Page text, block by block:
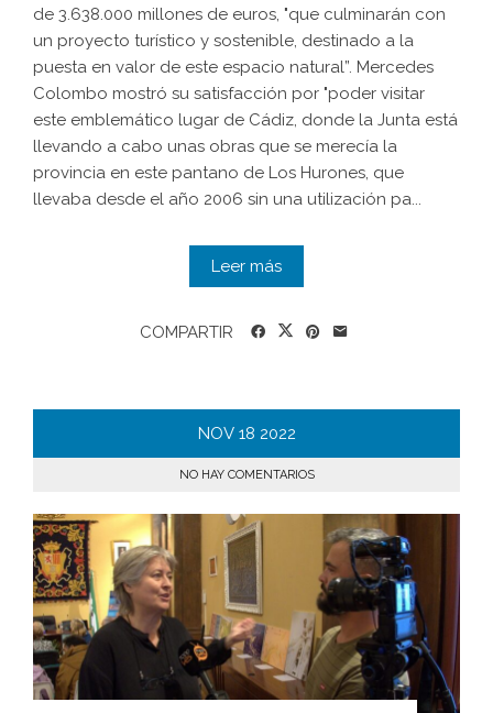
de 3.638.000 millones de euros, "que culminarán con
un proyecto turístico y sostenible, destinado a la
puesta en valor de este espacio natural”. Mercedes
Colombo mostró su satisfacción por "poder visitar
este emblemático lugar de Cádiz, donde la Junta está
llevando a cabo unas obras que se merecía la
provincia en este pantano de Los Hurones, que
llevaba desde el año 2006 sin una utilización pa...
Leer más
COMPARTIR
NOV 18 2022
NO HAY COMENTARIOS